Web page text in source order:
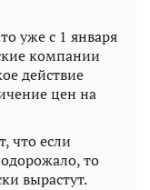
уже с 1 января
компании
действие
цен на
что если
то
вырастут.